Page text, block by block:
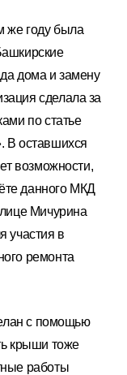
же году была
дома и замену
сделала за
по статье
В оставшихся
возможности,
данного МКД
Мичурина
участия в
ремонта
с помощью
крыши тоже
работы